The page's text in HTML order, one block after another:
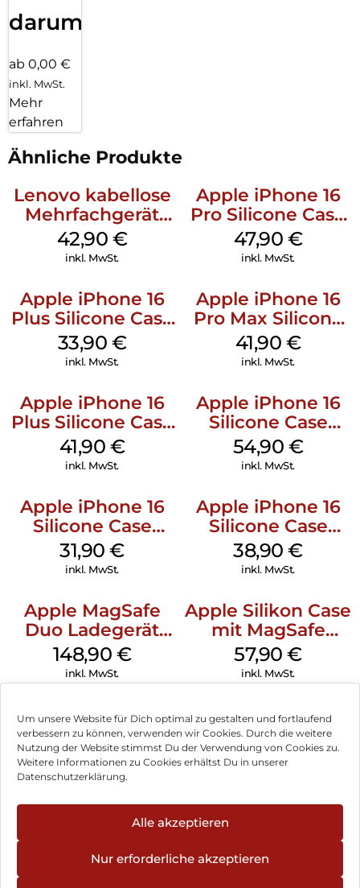
Um unsere Website für Dich optimal zu gestalten und fortlaufend
verbessern zu können, verwenden wir Cookies. Durch die weitere
Nutzung der Website stimmst Du der Verwendung von Cookies zu.
Weitere Informationen zu Cookies erhältst Du in unserer
Datenschutzerklärung.
Alle akzeptieren
Nur erforderliche akzeptieren
darum!
ab 0,00 €
inkl. MwSt.
Mehr
erfahren
Ähnliche Produkte
Lenovo kabellose
Mehrfachgerät
Luna Grey
42,90 €
inkl. MwSt.
Apple iPhone 16
Pro Silicone Case
MagSafe Denim
47,90 €
inkl. MwSt.
Apple iPhone 16
Plus Silicone Case
MagSafe Lake
Green
33,90 €
inkl. MwSt.
Apple iPhone 16
Pro Max Silicone
Case MagSafe
Ultramarine
41,90 €
inkl. MwSt.
Apple iPhone 16
Plus Silicone Case
MagSafe Stone
Gray
41,90 €
inkl. MwSt.
Apple iPhone 16
Silicone Case
MagSafe Black
54,90 €
inkl. MwSt.
Apple iPhone 16
Silicone Case
MagSafe Fuchsia
31,90€
inkl. MwSt.
Apple iPhone 16
Silicone Case
MagSafe
Ultramarine
38,90€
inkl. MwSt.
Apple MagSafe
Duo Ladegerät
Weiß
148,90 €
inkl. MwSt.
Apple Silikon Case
mit MagSafe
iPhone 14 Pro
(PRODUCT)RED
57,90€
inkl. MwSt.
Impressum
Hinweis zur Batterieentsorgung